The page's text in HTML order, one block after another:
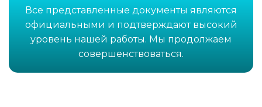
Все представленные документы являются
официальными и подтверждают высокий
уровень нашей работы. Мы продолжаем
совершенствоваться.